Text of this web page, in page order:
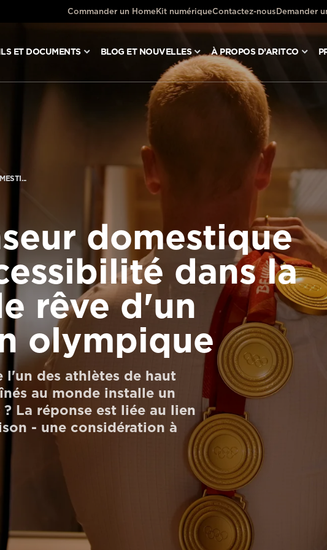
Commander un HomeKit numériqueContactez-nous Demander
ET DOCUMENTS BLOG ET NOUVELLES À PROPOS D’ARITCO
domestique
dans la
rêve d'un
olympique
l'un des athlètes de haut
au monde installe un
La réponse est liée au lien
- une considération à